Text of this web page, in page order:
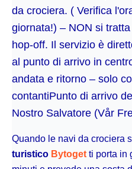
da crociera. ( Verifica
giornata!) – NON si
hop-off. Il servizio è
al punto di arrivo in
andata e ritorno – solo
contantiPunto di arrivo
Nostro Salvatore (Vår
Quando le navi da crociera
turistico Bytoget ti porta in